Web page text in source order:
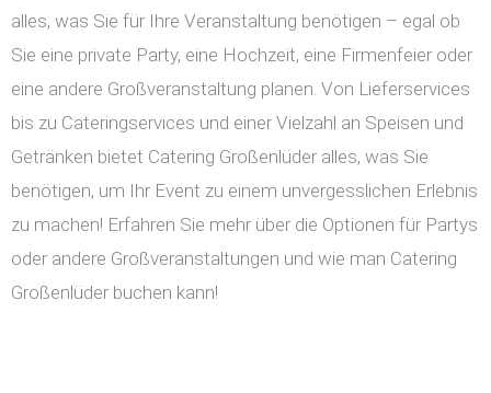
alles, was Sie für Ihre Veranstaltung benötigen – egal ob
Sie eine private Party, eine Hochzeit, eine Firmenfeier oder
eine andere Großveranstaltung planen. Von Lieferservices
bis zu Cateringservices und einer Vielzahl an Speisen und
Getränken bietet Catering Großenlüder alles, was Sie
benötigen, um Ihr Event zu einem unvergesslichen Erlebnis
zu machen! Erfahren Sie mehr über die Optionen für Partys
oder andere Großveranstaltungen und wie man Catering
Großenlüder buchen kann!